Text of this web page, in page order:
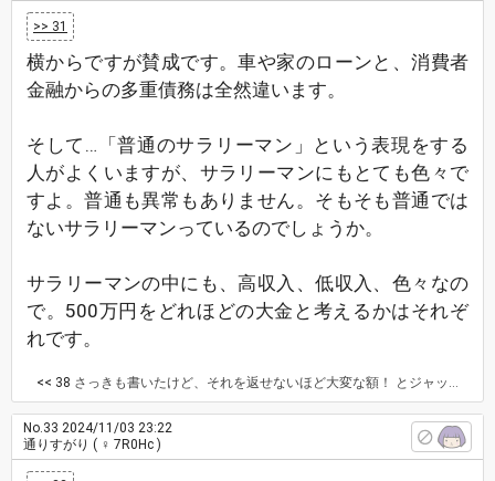
>> 31
横からですが賛成です。車や家のローンと、消費者
金融からの多重債務は全然違います。
そして…「普通のサラリーマン」という表現をする
人がよくいますが、サラリーマンにもとても色々で
すよ。普通も異常もありません。そもそも普通では
ないサラリーマンっているのでしょうか。
サラリーマンの中にも、高収入、低収入、色々なの
で。500万円をどれほどの大金と考えるかはそれぞ
れです。
<< 38 さっきも書いたけど、それを返せないほど大変な額！ とジャッジする時点で、私には主もあり得ない、と書いています。 彼と同じ香りがする。
No.33 2024/11/03 23:22
通りすがり ( ♀ 7R0Hc )